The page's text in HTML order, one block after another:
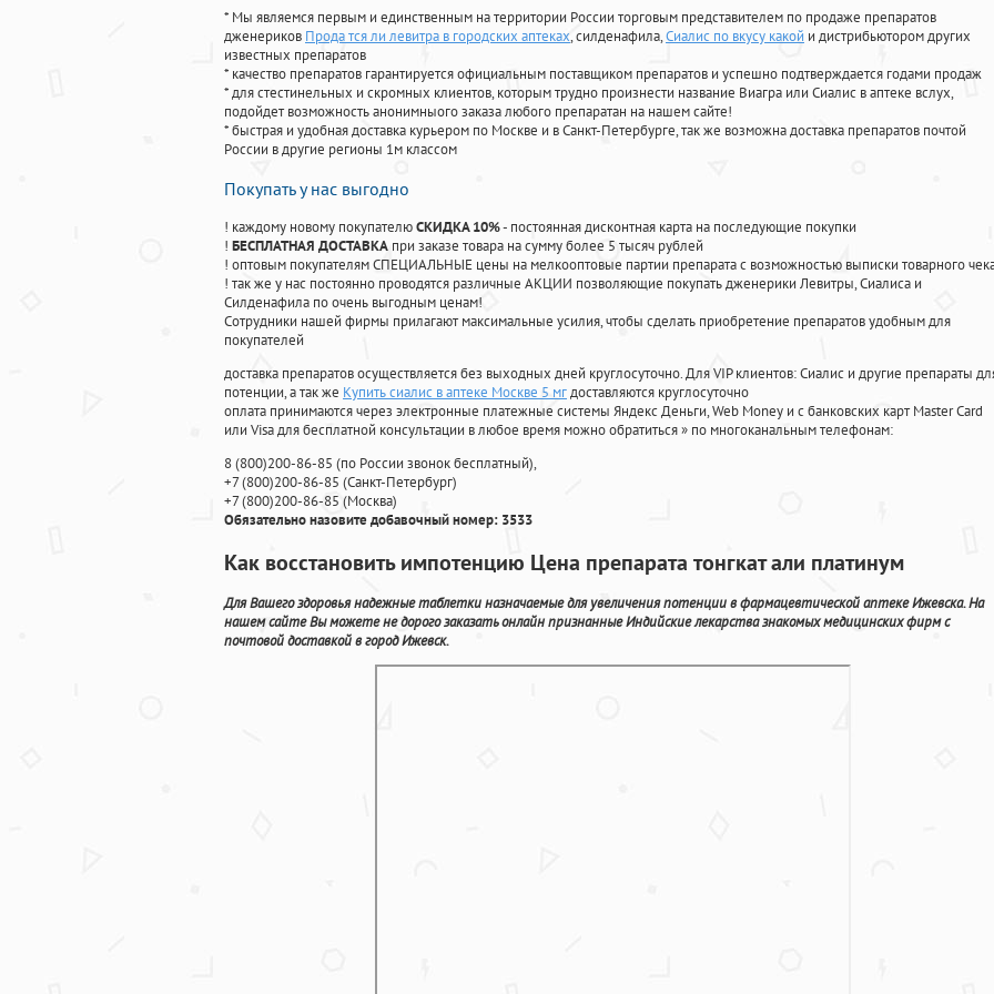
* Мы являемся первым и единственным на территории России торговым представителем по продаже препаратов
дженериков Прода тся ли левитра в городских аптеках, силденафила,Сиалис по вкусу какой и дистрибьютором других
известных препаратов
* качество препаратов гарантируется официальным поставщиком препаратов и успешно подтверждается годами продаж
* для стестинельных и скромных клиентов, которым трудно произнести название Виагра или Сиалис в аптеке вслух,
подойдет возможность анонимныого заказа любого препаратан на нашем сайте!
* быстрая и удобная доставка курьером по Москве и в Санкт-Петербурге, так же возможна доставка препаратов почтой
России в другие регионы 1м классом
Покупать у нас выгодно
! каждому новому покупателюСКИДКА 10%- постоянная дисконтная карта на последующие покупки
! БЕСПЛАТНАЯ ДОСТАВКА при заказе товара на сумму более 5 тысяч рублей
! оптовым покупателям СПЕЦИАЛЬНЫЕ цены на мелкооптовые партии препарата с возможностью выписки товарного
! так же у нас постоянно проводятся различные АКЦИИ позволяющие покупать дженерики Левитры, Сиалиса и
Силденафила по очень выгодным ценам!
Cотрудники нашей фирмы прилагают максимальные усилия, чтобы сделать приобретение препаратов удобным для
покупателей
доставка препаратов осуществляется без выходных дней круглосуточно. Для VIP клиентов: Сиалис и другие препараты
потенции, а так же Купить сиалис в аптеке Москве 5 мгдоставляются круглосуточно
оплата принимаются через электронные платежные системы Яндекс Деньги, Web Money и с банковских карт Master Card
или Visa для бесплатной консультации в любое время можно обратиться» по многоканальным телефонам:
8(800)200-86-85 (по России звонок бесплатный),
+7(800)200-86-85 (Санкт-Петербург)
+7(800)200-86-85 (Москва)
Обязательно назовите добавочный номер: 3533
Как восстановить импотенцию Цена препарата тонгкат али платинум
Для Вашего здоровья надежные таблетки назначаемые для увеличения потенции в фармацевтической аптеке Ижевска. На
нашем сайте Вы можете не дорого заказать онлайн признанные Индийские лекарства знакомых медицинских фирм с
почтовой доставкой в город Ижевск.